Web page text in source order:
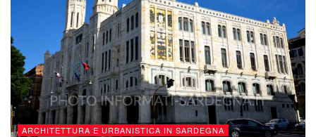
ARCHITETTURA E URBANISTICA IN SARDEGNA